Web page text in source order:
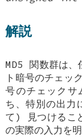
解説
MD5 関数群は
ト暗号のチェ
号のチェックサ
ち、特別の出
て) 見つけるこ
の実際の入力を